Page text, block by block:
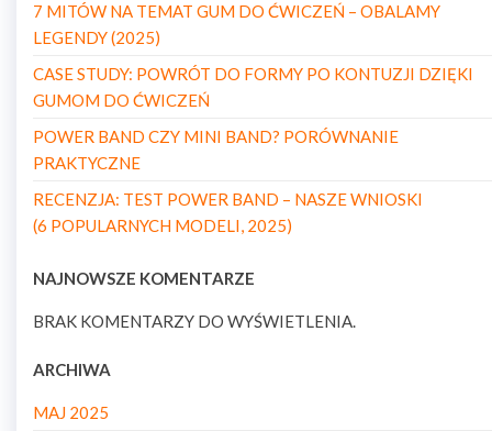
7 MITÓW NA TEMAT GUM DO ĆWICZEŃ – OBALAMY
LEGENDY (2025)
CASE STUDY: POWRÓT DO FORMY PO KONTUZJI DZIĘKI
GUMOM DO ĆWICZEŃ
POWER BAND CZY MINI BAND? PORÓWNANIE
PRAKTYCZNE
RECENZJA: TEST POWER BAND – NASZE WNIOSKI
(6 POPULARNYCH MODELI, 2025)
NAJNOWSZE KOMENTARZE
BRAK KOMENTARZY DO WYŚWIETLENIA.
ARCHIWA
MAJ 2025